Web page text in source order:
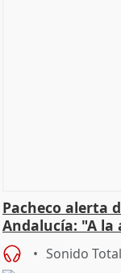
Pacheco alerta
Andalucía: "A
Sonido